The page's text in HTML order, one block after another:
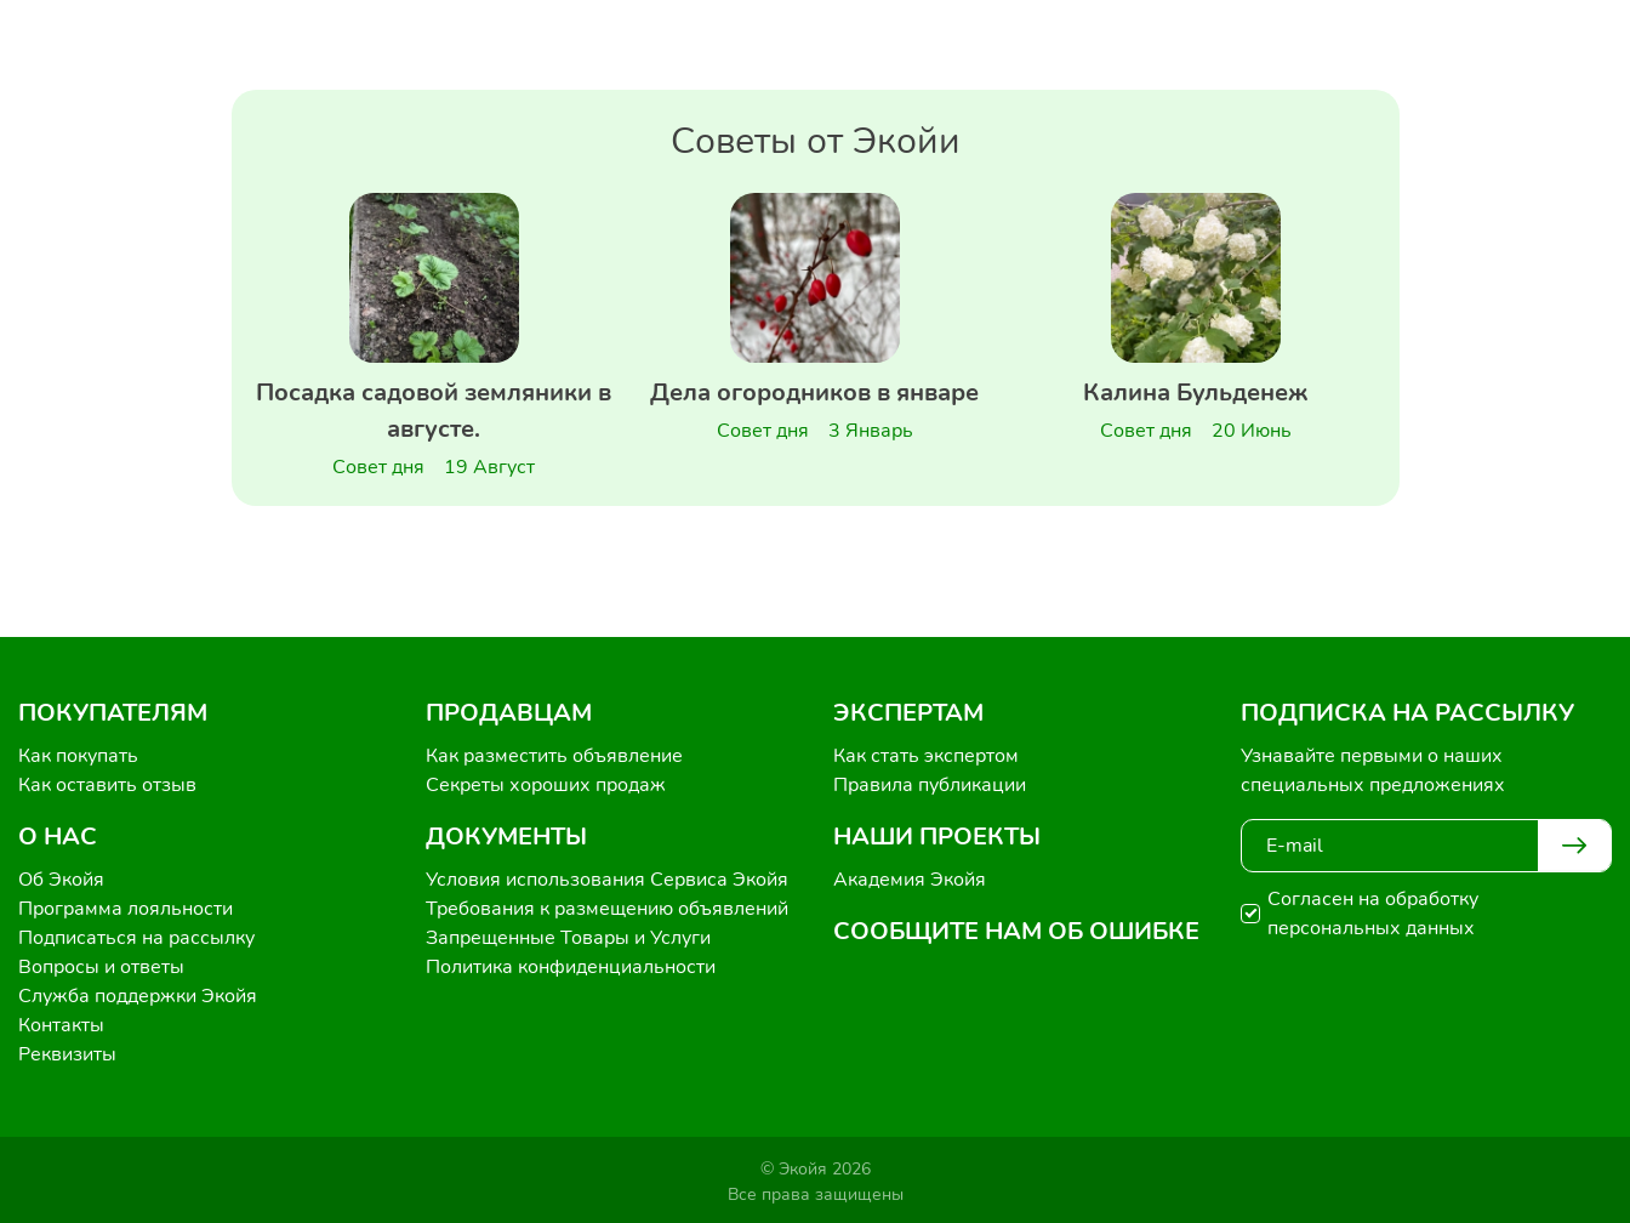
Советы от Экойи
Посадка садовой земляники в
августе.
Совет дня 19 Август
Дела огородников в январе
Совет дня 3 Январь
Калина Бульденеж
Совет дня 20 Июнь
ПОКУПАТЕЛЯМ
Как покупать
Как оставить отзыв
О НАС
Об Экойя
Программа лояльности
Подписаться на рассылку
Вопросы и ответы
Служба поддержки Экойя
Контакты
Реквизиты
ПРОДАВЦАМ
Как разместить объявление
Секреты хороших продаж
ДОКУМЕНТЫ
Условия использования Сервиса Экойя
Требования к размещению объявлений
Запрещенные Товары и Услуги
Политика конфиденциальности
ЭКСПЕРТАМ
Как стать экспертом
Правила публикации
НАШИ ПРОЕКТЫ
Академия Экойя
СООБЩИТЕ НАМ ОБ ОШИБКЕ
ПОДПИСКА НА РАССЫЛКУ
Узнавайте первыми о наших
специальных предложениях
Согласен на обработку
персональных данных
© Экойя 2026
Все права защищены